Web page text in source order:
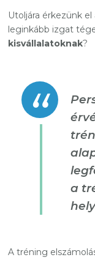
Utoljára érkezünk
leginkább izgat
kisvállalatoknak?
a
A tréning